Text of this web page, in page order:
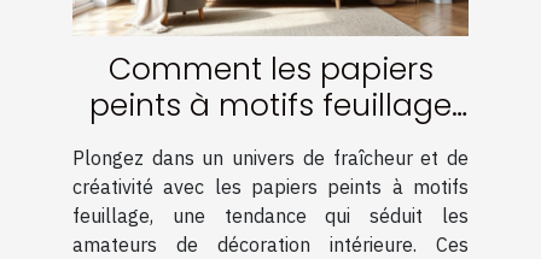
Comment les papiers
peints à motifs feuillage
transforment-ils votre
intérieur ?
Plongez dans un univers de fraîcheur et de
créativité avec les papiers peints à motifs
feuillage, une tendance qui séduit les
amateurs de décoration intérieure. Ces